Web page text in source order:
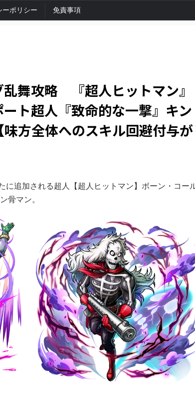
ーポリシー 免責事項
乱舞攻略 『超人ヒットマン』
ト超人『致命的な一撃』キン
方全体へのスキル回避付与が
追加される超人【超人ヒットマン】ボーン・コー
骨マン。